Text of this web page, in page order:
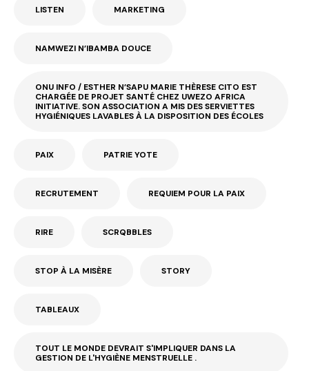
LISTEN MARKETING
NAMWEZI N’IBAMBA DOUCE
ONU INFO / ESTHER N’SAPU MARIE THÈRESE CITO EST
CHARGÉE DE PROJET SANTÉ CHEZ UWEZO AFRICA
INITIATIVE. SON ASSOCIATION A MIS DES SERVIETTES
HYGIÉNIQUES LAVABLES À LA DISPOSITION DES ÉCOLES
PAIX PATRIE YOTE
RECRUTEMENT REQUIEM POUR LA PAIX
RIRE SCRQBBLES
STOP À LA MISÈRE STORY
TABLEAUX
TOUT LE MONDE DEVRAIT S'IMPLIQUER DANS LA
GESTION DE L'HYGIÈNE MENSTRUELLE .